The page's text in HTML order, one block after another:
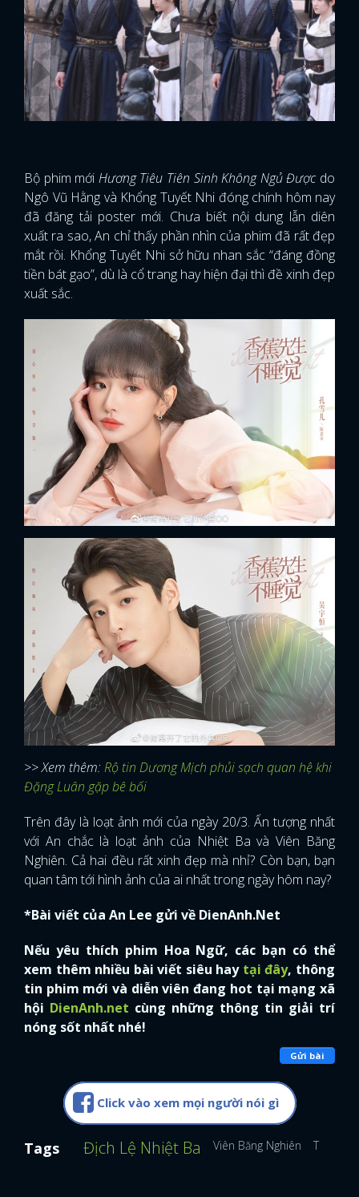
FACEBOOK GOOGLE
Bộ phim mới Hương Tiêu Tiên Sinh Không Ngủ Đượcdo
Ngô Vũ Hằng và Khổng Tuyết Nhi đóng chính hôm nay
đã đăng tải poster mới. Chưa biết nội dung lẫn diên
xuất ra sao, An chỉ thấy phần nhìn của phim đã rất đẹp
mắt rồi. Khổng Tuyết Nhi sở hữu nhan sắc “đáng đồng
tiền bát gạo”, dù là cổ trang hay hiện đại thì đề xinh đẹp
xuất sắc.
>> Xem thêm:Rộ tin Dương Mịch phủi sạch quan hệ khi
Đặng Luân gặp bê bối
Trên đây là loạt ảnh mới của ngày 20/3. Ấn tượng nhất
với An chắc là loạt ảnh của Nhiệt Ba và Viên Băng
Nghiên. Cả hai đều rất xinh đẹp mà nhỉ? Còn bạn, bạn
quan tâm tới hình ảnh của ai nhất trong ngày hôm nay?
*Bài viết của An Lee gửi về DienAnh.Net
Nếu yêu thích phim Hoa Ngữ, các bạn có thể
xem thêm nhiều bài viết siêu hay tại đây, thông
tin phim mới và diễn viên đang hot tại mạng xã
hội DienAnh.net cùng những thông tin giải trí
nóng sốt nhất nhé!
Gửi bài
Click vào xem mọi người nói gì
Tags Địch Lệ Nhiệt Ba Viên Băng Nghiên Thành